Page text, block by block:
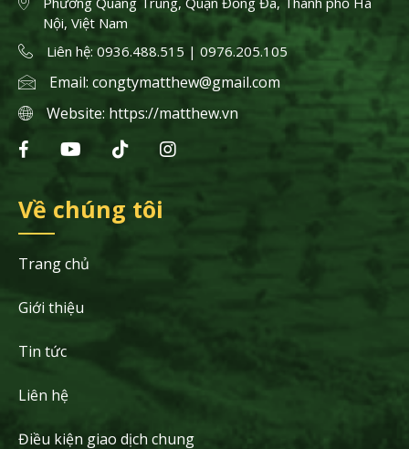
Nội, Việt Nam
Liên hệ: 0936.488.515 | 0976.205.105
Email: congtymatthew@gmail.com
Website: https://matthew.vn
Về chúng tôi
Trang chủ
Giới thiệu
Tin tức
Liên hệ
Điều kiện giao dịch chung